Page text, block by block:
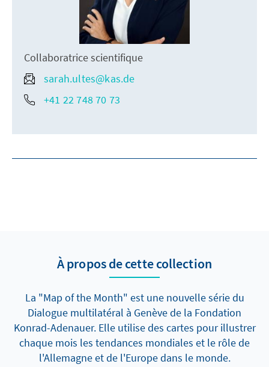
Collaboratrice scientifique
sarah.ultes@kas.de
+41 22 748 70 73
À propos de cette collection
La "Map of the Month" est une nouvelle série du
Dialogue multilatéral à Genève de la Fondation
Konrad-Adenauer. Elle utilise des cartes pour illustrer
chaque mois les tendances mondiales et le rôle de
l'Allemagne et de l'Europe dans le monde.